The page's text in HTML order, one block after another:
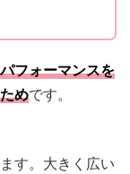
フォーマンスを
めです。
す。大きく広い